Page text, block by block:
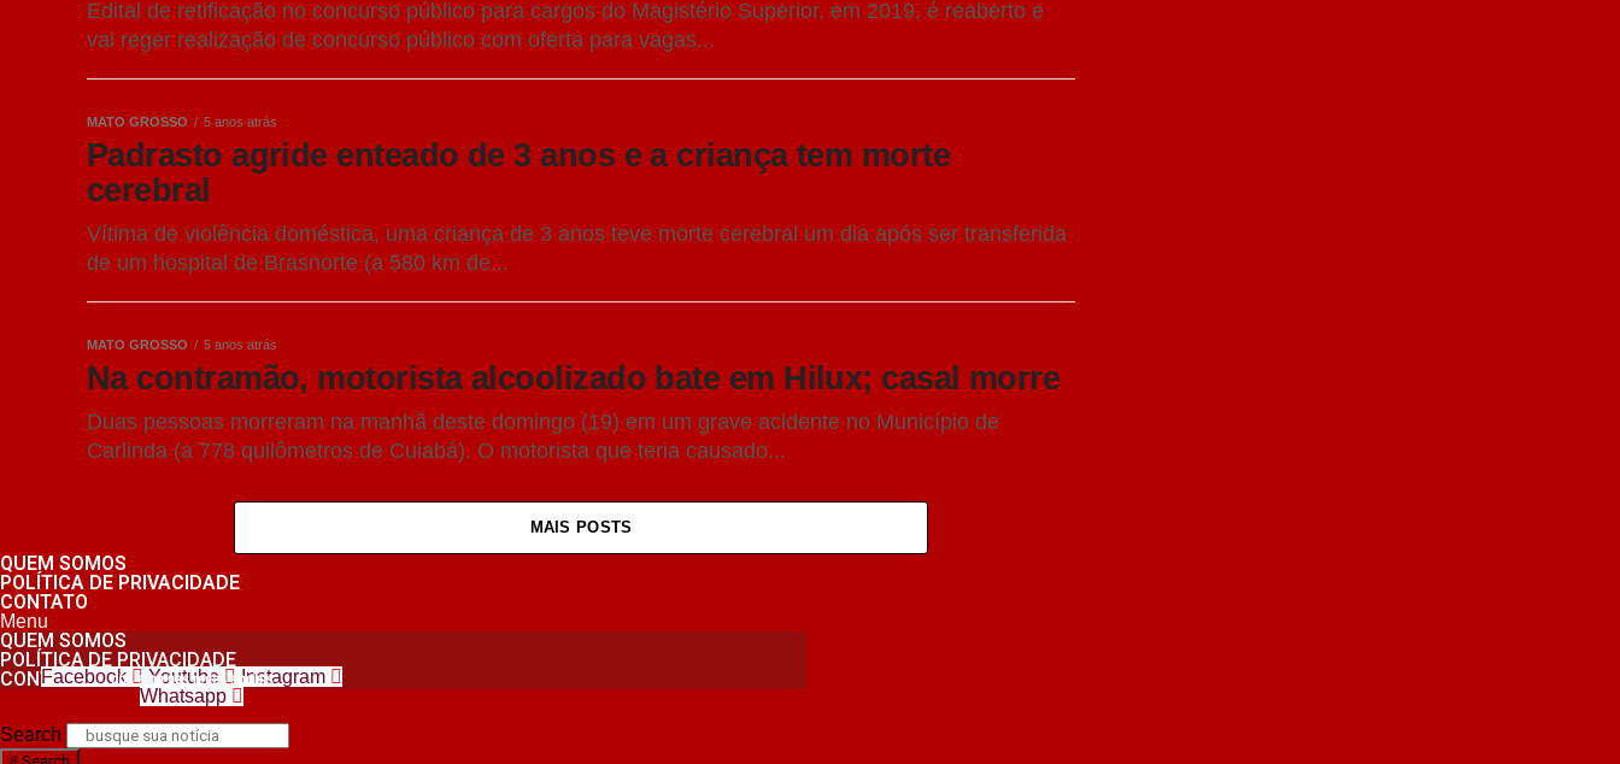
Edital de retificação no concurso público para cargos do Magistério Superior, em 2019, é reaberto e
vai reger realização de concurso público com oferta para vagas...
MATO GROSSO 5 anos atrás
Padrasto agride enteado de 3 anos e a criança tem morte
cerebral
Vítima de violência doméstica, uma criança de 3 anos teve morte cerebral um dia após ser transferida
de um hospital de Brasnorte (a 580 km de...
MATO GROSSO 5 anos atrás
Na contramão, motorista alcoolizado bate em Hilux; casal morre
Duas pessoas morreram na manhã deste domingo (19) em um grave acidente no Município de
Carlinda (a 778 quilômetros de Cuiabá). O motorista que teria causado...
MAIS POSTS
QUEM SOMOS
POLÍTICA DE PRIVACIDADE
CONTATO
Menu
QUEM SOMOS
POLÍTICA DE PRIVACIDADE
CONTATO
nos siga nas redes sociais
Facebook Youtube
Instagram
Whatsapp
Search